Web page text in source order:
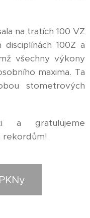
na tratích 100 VZ
100Z a
všechny výkony
maxima. Ta
stometrových
a gratulujeme
rekordům!